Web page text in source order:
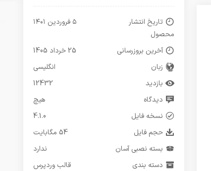
تاریخ انتشار
محصول
۵ فروردین ۱۴۰۱
آخرین بروزرسانی
25 خرداد 1405
زبان
انگلیسی
بازدید
12432
دیدگاه
هیچ
نسخه فایل
4.1.0
حجم فایل
54 مگابایت
بسته نصبی آسان
ندارد
دسته بندی
قالب وردپرس